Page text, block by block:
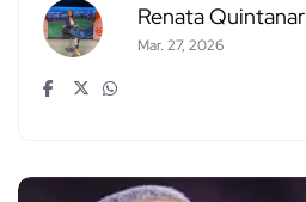
Renata Quintanar
Mar. 27, 2026